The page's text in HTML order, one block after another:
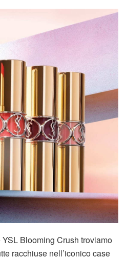
Blooming Crush troviamo
racchiuse nell’iconico case